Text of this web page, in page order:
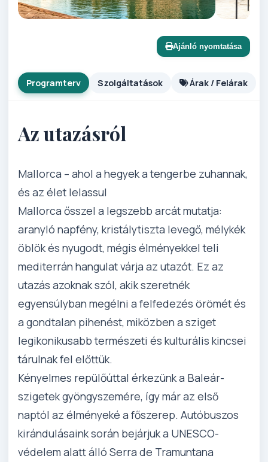
Ajánló nyomtatása
Programterv Szolgáltatások Árak / Felárak
Az utazásról
Mallorca – ahol a hegyek a tengerbe zuhannak,
és az élet lelassul
Mallorca ősszel a legszebb arcát mutatja:
aranyló napfény, kristálytiszta levegő, mélykék
öblök és nyugodt, mégis élményekkel teli
mediterrán hangulat várja az utazót. Ez az
utazás azoknak szól, akik szeretnék
egyensúlyban megélni a felfedezés örömét és
a gondtalan pihenést, miközben a sziget
legikonikusabb természeti és kulturális kincsei
tárulnak fel előttük.
Kényelmes repülőúttal érkezünk a Baleár-
szigetek gyöngyszemére, így már az első
naptól az élményeké a főszerep. Autóbuszos
kirándulásaink során bejárjuk a UNESCO-
védelem alatt álló Serra de Tramuntana